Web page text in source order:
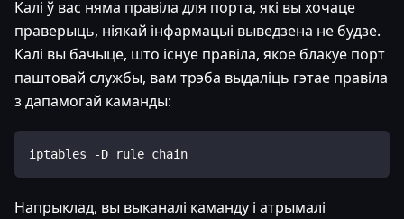
Калі ў вас няма правіла для порта, які вы хочаце
праверыць, ніякай інфармацыі выведзена не будзе.
Калі вы бачыце, што існуе правіла, якое блакуе порт
паштовай службы, вам трэба выдаліць гэтае правіла
з дапамогай каманды:
iptables -D rule chain
Напрыклад, вы выканалі каманду і атрымалі